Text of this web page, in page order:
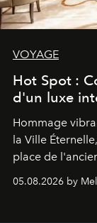
VOYAGE
Hot Spot :
d'un luxe
Hommage
la Ville
place de
05.08.2026 by